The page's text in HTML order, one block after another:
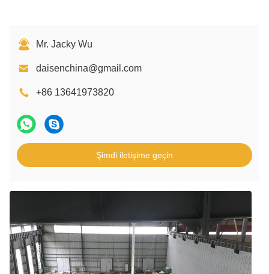
Mr. Jacky Wu
daisenchina@gmail.com
+86 13641973820
Şimdi iletişime geçin